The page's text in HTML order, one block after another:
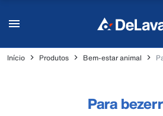
Início Produtos Bem-estar animal
Para